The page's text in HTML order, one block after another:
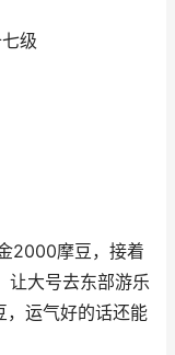
级
2000摩豆，接着
让大号去东部游乐
运气好的话还能